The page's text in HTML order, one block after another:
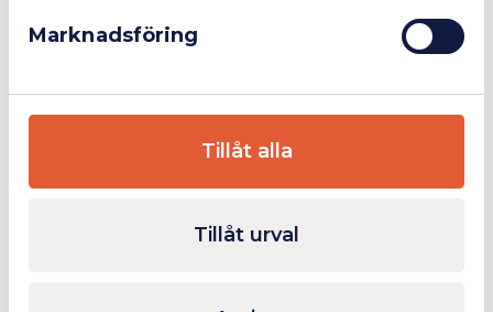
Marknadsföring
Tillåt alla
Tillåt urval
Ersätter tidigare MACOCar & Truckwash.